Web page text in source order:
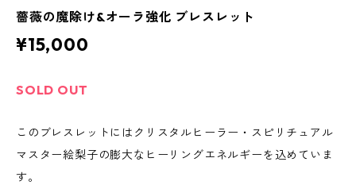
薔薇の魔除け&オーラ強化 ブレスレット
¥15,000
SOLD OUT
このブレスレットにはクリスタルヒーラー・スピリチュアル
マスター絵梨子の膨大なヒーリングエネルギーを込めていま
す。